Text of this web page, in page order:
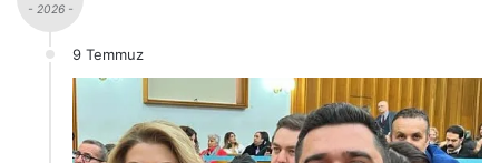
- 2026 -
9 Temmuz